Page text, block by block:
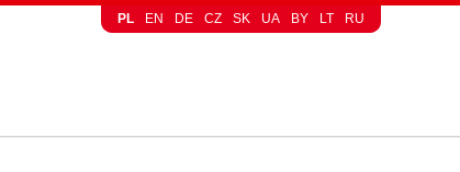
PL EN DE CZ SK UA BY LT RU